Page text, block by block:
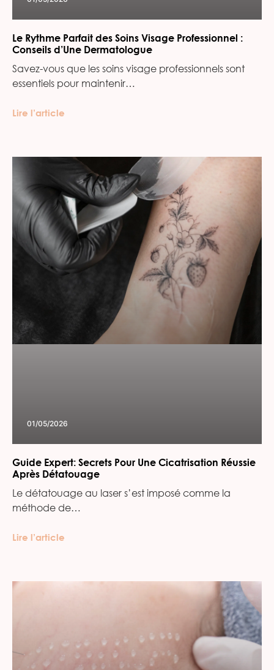
Le Rythme Parfait des Soins Visage Professionnel :
Conseils d’Une Dermatologue
Savez-vous que les soins visage professionnels sont
essentiels pour maintenir…
Lire l’article
01/05/2026
Guide Expert: Secrets Pour Une Cicatrisation Réussie
Après Détatouage
Le détatouage au laser s’est imposé comme la
méthode de…
Lire l’article